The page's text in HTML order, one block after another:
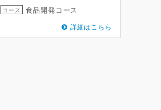
コース 食品開発コース
詳細はこちら